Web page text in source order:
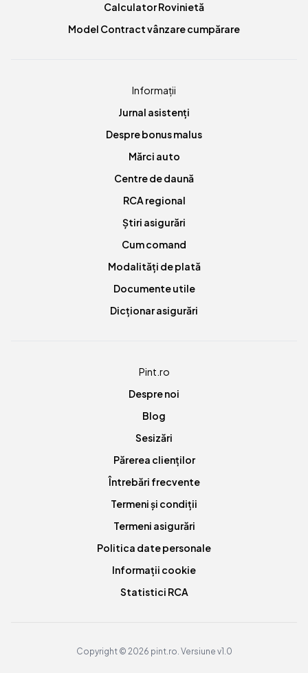
Calculator Rovinietă
Model Contract vânzare cumpărare
Informații
Jurnal asistenți
Despre bonus malus
Mărci auto
Centre de daună
RCA regional
Știri asigurări
Cum comand
Modalități de plată
Documente utile
Dicționar asigurări
Pint.ro
Despre noi
Blog
Sesizări
Părerea clienților
Întrebări frecvente
Termeni și condiții
Termeni asigurări
Politica date personale
Informații cookie
Statistici RCA
Copyright © 2026 pint.ro. Versiune v1.0